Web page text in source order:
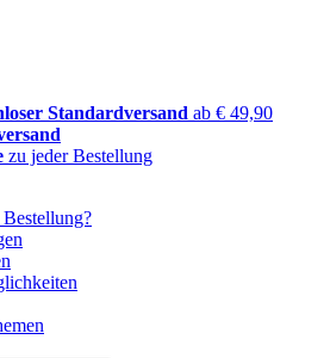
Standardversand ab € 49,90
zu jeder Bestellung